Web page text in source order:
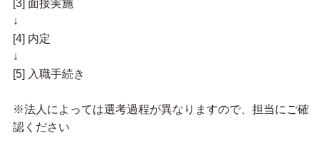
[3] 面接実施
↓
[4] 内定
↓
[5] 入職手続き
※法人によっては選考過程が異なりますので、担当にご確
認ください